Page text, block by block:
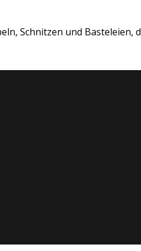
Schnitzen und Basteleien,